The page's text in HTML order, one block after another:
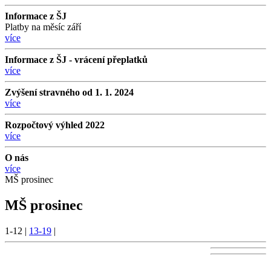
Informace z ŠJ
Platby na měsíc září
více
Informace z ŠJ - vrácení přeplatků
více
Zvýšení stravného od 1. 1. 2024
více
Rozpočtový výhled 2022
více
O nás
více
MŠ prosinec
MŠ prosinec
1-12 | 13-19 |